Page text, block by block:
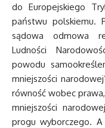
do Europejskiego
państwu polskiemu.
sądowa odmowa
Ludności
powodu
mniejszości
równość wobec
mniejszości
progu wyborczego.